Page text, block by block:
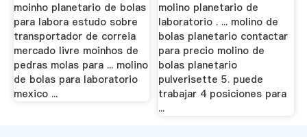
moinho planetario de bolas
para labora estudo sobre
transportador de correia
mercado livre moinhos de
pedras molas para ... molino
de bolas para laboratorio
mexico ...
molino planetario de
laboratorio . ... molino de
bolas planetario contactar
para precio molino de
bolas planetario
pulverisette 5. puede
trabajar 4 posiciones para
...